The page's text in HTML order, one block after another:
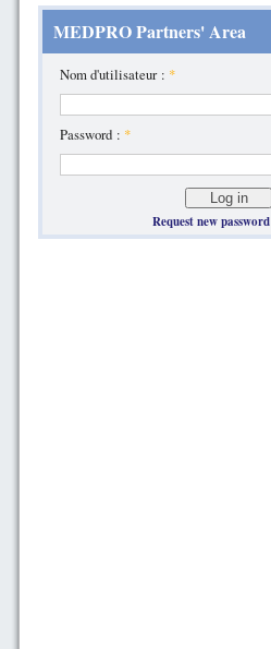
MEDPRO Partners' Area
Nom d'utilisateur : *
Password : *
Request new password